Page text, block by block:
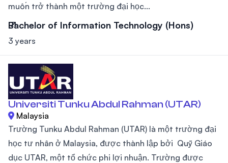
muốn trở thành một trường đại học...
Bachelor of Information Technology (Hons)
3 years
Universiti Tunku Abdul Rahman (UTAR)
Malaysia
Trường Tunku Abdul Rahman (UTAR) là một trường đại
học tư nhân ở Malaysia, được thành lập bởi Quỹ Giáo
dục UTAR, một tổ chức phi lợi nhuận. Trường được